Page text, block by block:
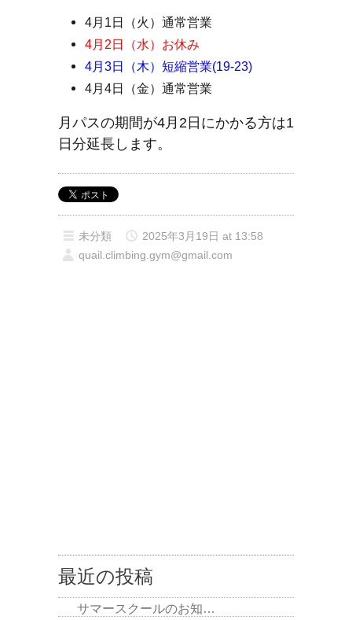
4月1日（火）通常営業
4月2日（水）お休み
4月3日（木）短縮営業(19-23)
4月4日（金）通常営業
月パスの期間が4月2日にかかる方は1
日分延長します。
未分類
2025年3月19日 at 13:58
quail.climbing.gym@gmail.com
最近の投稿
サマースクールのお知…